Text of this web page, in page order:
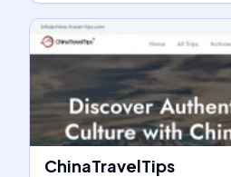
ChinaTravelTips